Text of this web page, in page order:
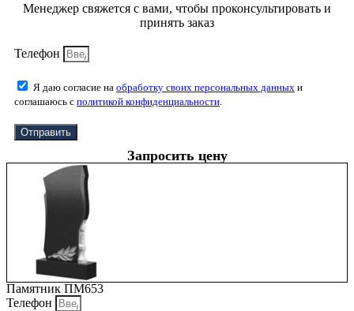
Менеджер свяжется с вами, чтобы проконсультировать и
принять заказ
Телефон
Я даю согласие на обработку своих персональных данных и
соглашаюсь с политикой конфиденциальности.
Отправить
Запросить цену
Памятник ПМ653
Телефон